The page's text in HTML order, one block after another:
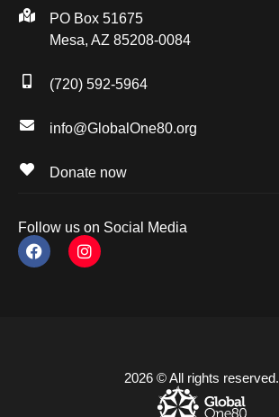
PO Box 51675
Mesa, AZ 85208-0084
(720) 592-5964
info@GlobalOne80.org
Donate now
Follow us on Social Media
2026 © All rights reserved.